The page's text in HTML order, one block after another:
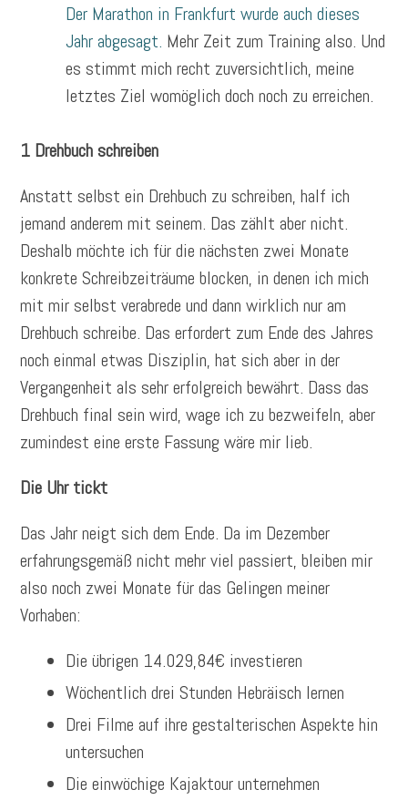
Der Marathon in Frankfurt wurde auch dieses
Jahr abgesagt. Mehr Zeit zum Training also. Und
es stimmt mich recht zuversichtlich, meine
letztes Ziel womöglich doch noch zu erreichen.
1 Drehbuch schreiben
Anstatt selbst ein Drehbuch zu schreiben, half ich
jemand anderem mit seinem. Das zählt aber nicht.
Deshalb möchte ich für die nächsten zwei Monate
konkrete Schreibzeiträume blocken, in denen ich mich
mit mir selbst verabrede und dann wirklich nur am
Drehbuch schreibe. Das erfordert zum Ende des Jahres
noch einmal etwas Disziplin, hat sich aber in der
Vergangenheit als sehr erfolgreich bewährt. Dass das
Drehbuch final sein wird, wage ich zu bezweifeln, aber
zumindest eine erste Fassung wäre mir lieb.
Die Uhr tickt
Das Jahr neigt sich dem Ende. Da im Dezember
erfahrungsgemäß nicht mehr viel passiert, bleiben mir
also noch zwei Monate für das Gelingen meiner
Vorhaben:
Die übrigen 14.029,84€ investieren
Wöchentlich drei Stunden Hebräisch lernen
Drei Filme auf ihre gestalterischen Aspekte hin
untersuchen
Die einwöchige Kajaktour unternehmen